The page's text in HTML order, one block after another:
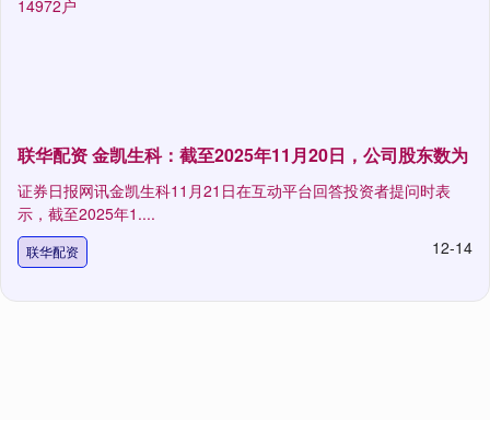
联华配资 金凯生科：截至2025年11月20日，公司股东数为
证券日报网讯金凯生科11月21日在互动平台回答投资者提问时表
示，截至2025年1....
联华配资 12-14